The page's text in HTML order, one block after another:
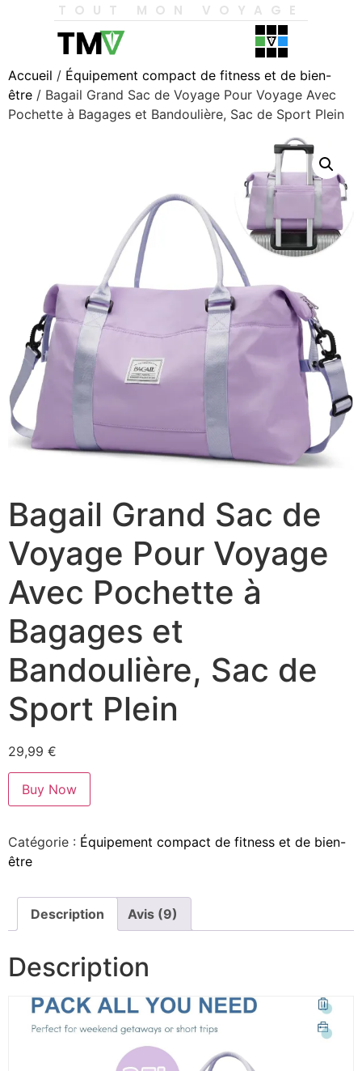
TOUT MON VOYAGE
Accueil / Équipement compact de fitness et de bien-
être / Bagail Grand Sac de Voyage Pour Voyage Avec
Pochette à Bagages et Bandoulière, Sac de Sport Plein
Bagail Grand Sac de
Voyage Pour Voyage
Avec Pochette à
Bagages et
Bandoulière, Sac de
Sport Plein
29,99 €
Buy Now
Catégorie : Équipement compact de fitness et de bien-
être
Description Avis (9)
Description